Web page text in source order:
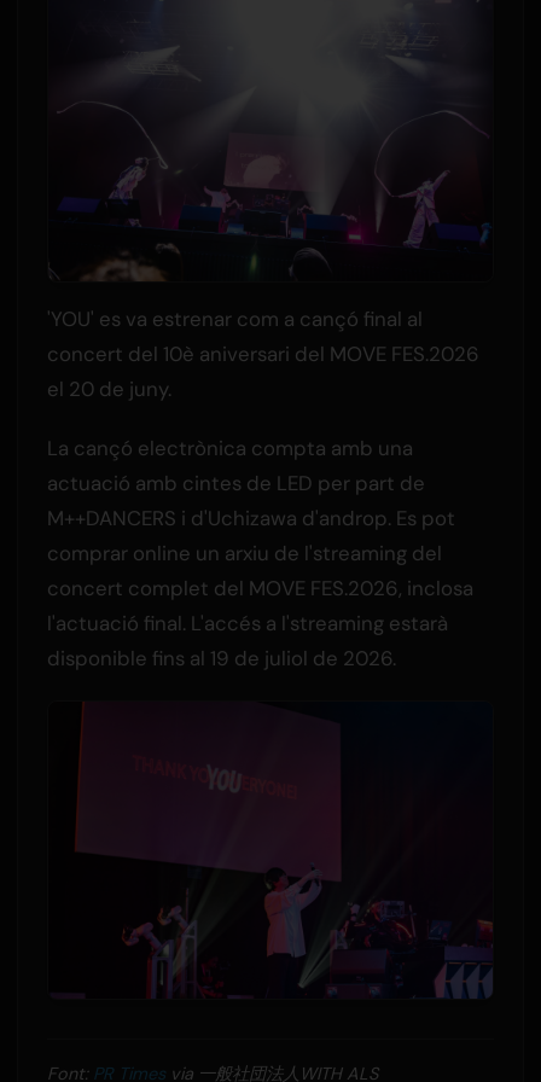
'YOU' es va estrenar com a cançó final al
concert del 10è aniversari del MOVE FES.2026
el 20 de juny.
La cançó electrònica compta amb una
actuació amb cintes de LED per part de
M++DANCERS i d'Uchizawa d'androp. Es pot
comprar online un arxiu de l'streaming del
concert complet del MOVE FES.2026, inclosa
l'actuació final. L'accés a l'streaming estarà
disponible fins al 19 de juliol de 2026.
Font: PR Timesvia 一般社団法人WITH ALS